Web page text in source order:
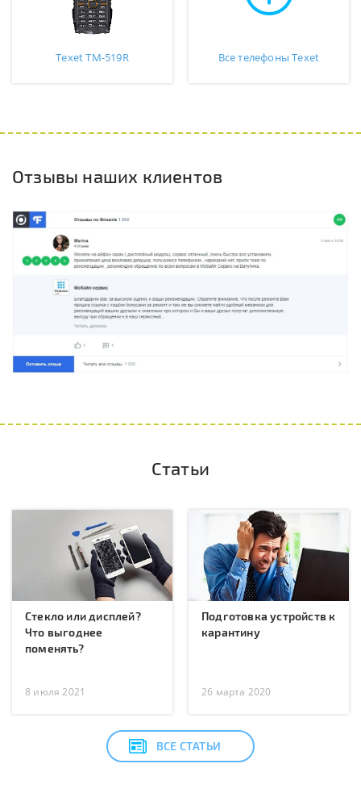
Texet TM-519R Все телефоны Texet
Отзывы наших клиентов
Статьи
Стекло или дисплей?
Что выгоднее
поменять?
8 июля 2021
Подготовка устройств к
карантину
26 марта 2020
ВСЕ СТАТЬИ